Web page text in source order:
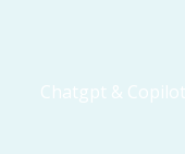
Chatgpt &